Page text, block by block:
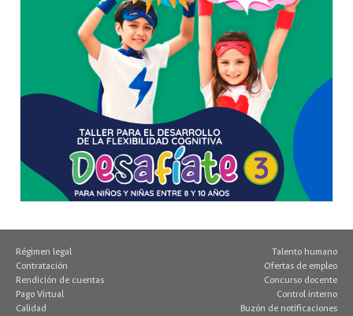
Régimen legal
Contratación
Rendición de cuentas
Pago Virtual
Calidad
Talento humano
Ofertas de empleo
Concurso docente
Control interno
Buzón de notificaciones